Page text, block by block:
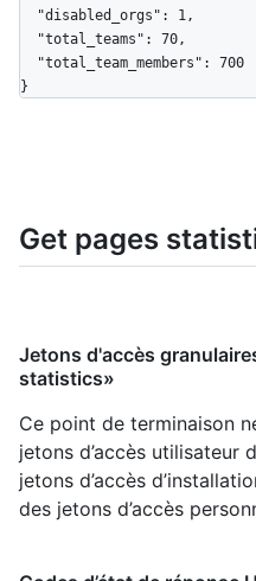
}
Get pages
Jetons d'accès
statistics»
Ce point de terminaison
jetons d’accès utilisateur
jetons d’accès
des jetons d’accès